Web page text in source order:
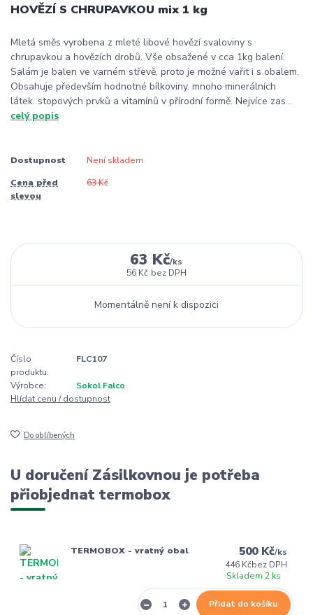
HOVĚZÍ S CHRUPAVKOU mix 1 kg
Mletá směs vyrobena z mleté libové hovězí svaloviny s
chrupavkou a hovězích drobů. Vše obsažené v cca 1kg balení.
Salám je balen ve varném střevě, proto je možné vařit i s obalem.
Obsahuje především hodnotné bílkoviny. mnoho minerálních
látek. stopových prvků a vitamínů v přírodní formě. Nejvíce zas...
celý popis
Dostupnost Není skladem
Cena před
slevou
63 Kč
63 Kč/ks
56 Kč bez DPH
Momentálně není k dispozici
Číslo
produktu:
FLC107
Výrobce:
Sokol Falco
Hlídat cenu / dostupnost
Do oblíbených
U doručení Zásilkovnou je potřeba
přiobjednat termobox
TERMOBOX - vratný obal 500 Kč/ks
446 Kčbez DPH
Skladem 2 ks
Přidat do košíku